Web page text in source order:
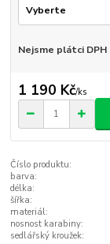
Nejsme plátci DPH
1 190 Kč/ks
Číslo produktu:
barva:
délka:
šířka:
materiál:
nosnost karabiny:
sedlářský kroužek: